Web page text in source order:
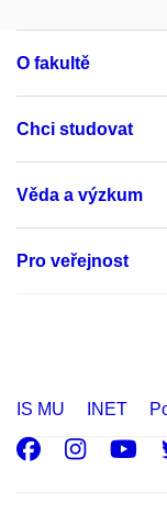
O fakultě
Chci studovat
Věda a výzkum
Pro veřejnost
IS MU INET